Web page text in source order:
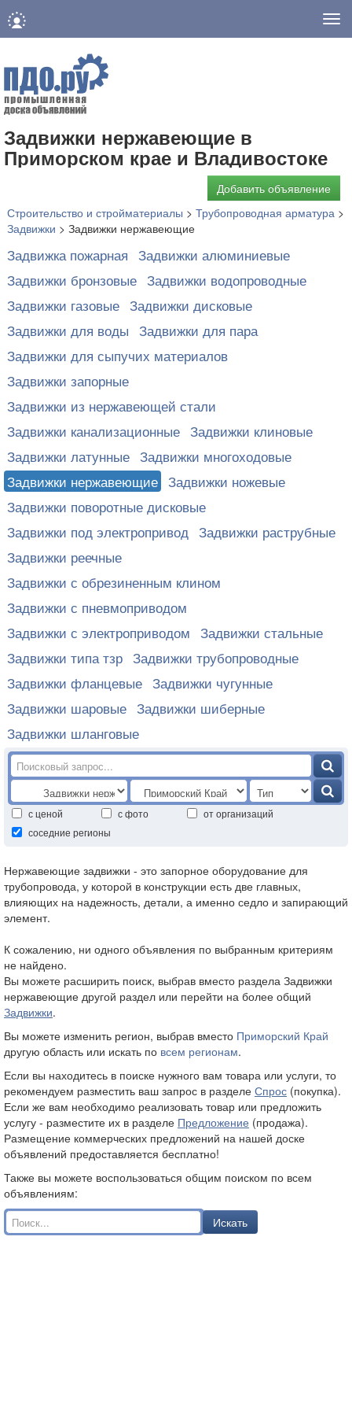
Задвижки нержавеющие в
Приморском крае и Владивостоке
Добавить объявление
Строительство и стройматериалы > Трубопроводная арматура >
Задвижки > Задвижки нержавеющие
Задвижка пожарная Задвижки алюминиевые
Задвижки бронзовые Задвижки водопроводные
Задвижки газовые Задвижки дисковые
Задвижки для воды Задвижки для пара
Задвижки для сыпучих материалов
Задвижки запорные
Задвижки из нержавеющей стали
Задвижки канализационные Задвижки клиновые
Задвижки латунные Задвижки многоходовые
Задвижки нержавеющие Задвижки ножевые
Задвижки поворотные дисковые
Задвижки под электропривод Задвижки раструбные
Задвижки реечные
Задвижки с обрезиненным клином
Задвижки с пневмоприводом
Задвижки с электроприводом Задвижки стальные
Задвижки типа тзр Задвижки трубопроводные
Задвижки фланцевые Задвижки чугунные
Задвижки шаровые Задвижки шиберные
Задвижки шланговые
с ценой с фото
от организаций
соседние регионы
Нержавеющие задвижки - это запорное оборудование для
трубопровода, у которой в конструкции есть две главных,
влияющих на надежность, детали, а именно седло и запирающий
элемент.
К сожалению, ни одного объявления по выбранным критериям
не найдено.
Вы можете расширить поиск, выбрав вместо раздела Задвижки
нержавеющие другой раздел или перейти на более общий
Задвижки.
Вы можете изменить регион, выбрав вместо Приморский Край
другую область или искать по всем регионам.
Если вы находитесь в поиске нужного вам товара или услуги, то
рекомендуем разместить ваш запрос в разделе Спрос (покупка).
Если же вам необходимо реализовать товар или предложить
услугу - разместите их в разделе Предложение (продажа).
Размещение коммерческих предложений на нашей доске
объявлений предоставляется бесплатно!
Также вы можете воспользоваться общим поиском по всем
объявлениям:
Искать